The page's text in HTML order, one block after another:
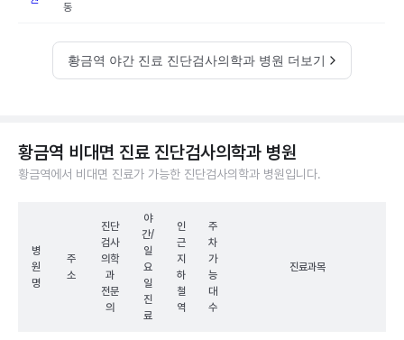
동
황금역 야간 진료 진단검사의학과 병원 더보기
황금역 비대면 진료 진단검사의학과 병원
황금역에서 비대면 진료가 가능한 진단검사의학과 병원입니다.
병
원
명
주
소
진단
검사
의학
과
전문
의
야
간/
일
요
일
진
료
인
근
지
하
철
역
주
차
가
능
대
수
진료과목